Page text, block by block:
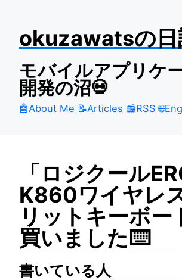
okuzawatsの日
モバイルアプリケ
開発の沼💀
🤖About Me 📝Articles 📻RSS
「ロジクール
K860ワイヤレ
リットキーボー
買いました⌨️
書いている人